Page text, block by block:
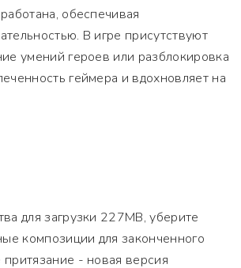
обеспечивая
В игре присутствуют
умений героев или разблокировка
геймера и вдохновляет на
для загрузки 227MB, уберите
композиции для законченного
- новая версия